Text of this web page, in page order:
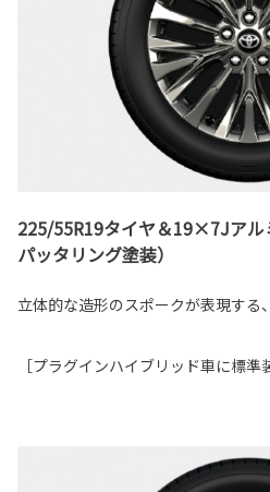
225/55R19タイヤ＆19×7Jアル
パッタリング塗装）
立体的な造形のスポークが表現する
［プラグインハイブリッド車に標準